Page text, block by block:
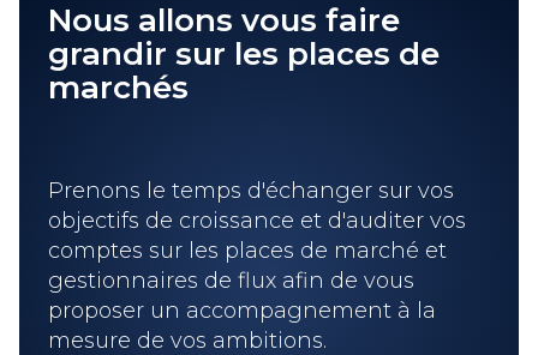
Nous allons vous faire
grandir sur les places de
marchés
Prenons le temps d'échanger sur vos
objectifs de croissance et d'auditer vos
comptes sur les places de marché et
gestionnaires de flux afin de vous
proposer un accompagnement à la
mesure de vos ambitions.